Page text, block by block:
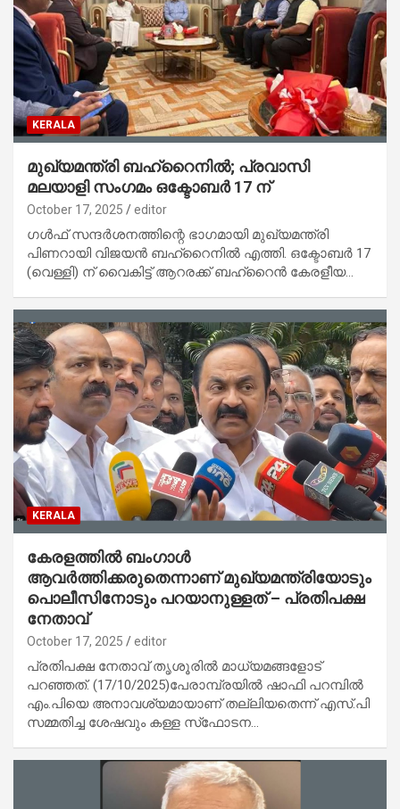
KERALA
മുഖ്യമന്ത്രി ബഹ്റൈനിൽ; പ്രവാസി
മലയാളി സംഗമം ഒക്ടോബർ 17 ന്
October 17, 2025 editor
ഗൾഫ് സന്ദർശനത്തിന്റെ ഭാഗമായി മുഖ്യമന്ത്രി
പിണറായി വിജയൻ ബഹ്റൈനിൽ എത്തി. ഒക്ടോബർ 17
(വെള്ളി) ന് വൈകിട്ട് ആറരക്ക് ബഹ്റൈൻ കേരളീയ…
KERALA
കേരളത്തില്‍ ബംഗാള്‍
ആവര്‍ത്തിക്കരുതെന്നാണ് മുഖ്യമന്ത്രിയോടും
പൊലീസിനോടും പറയാനുള്ളത് – പ്രതിപക്ഷ
നേതാവ്
October 17, 2025 editor
പ്രതിപക്ഷ നേതാവ് തൃശൂരില്‍ മാധ്യമങ്ങളോട്
പറഞ്ഞത്. (17/10/2025)പേരാമ്പ്രയില്‍ ഷാഫി പറമ്പില്‍
എം.പിയെ അനാവശ്യമായാണ് തല്ലിയതെന്ന് എസ്.പി
സമ്മതിച്ച ശേഷവും കള്ള സ്‌ഫോടന…